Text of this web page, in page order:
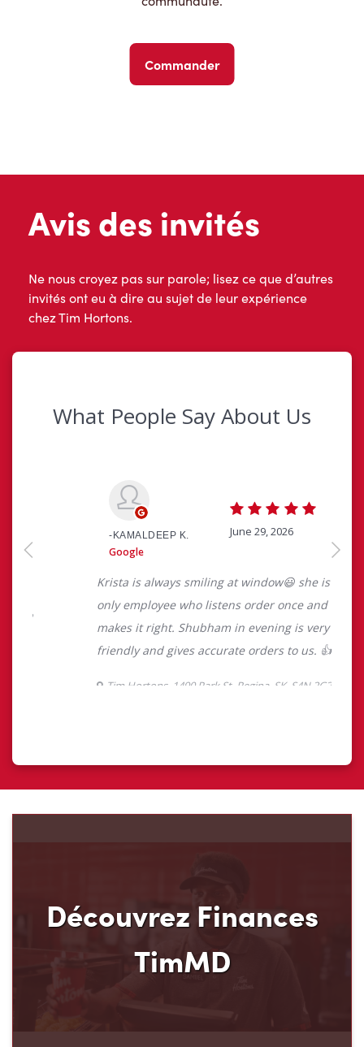
Commander
Avis des invités
Ne nous croyez pas sur parole; lisez ce que d’autres
invités ont eu à dire au sujet de leur expérience
chez Tim Hortons.
Découvrez Finances
TimMD